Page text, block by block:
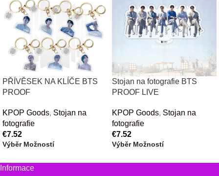
PŘÍVĚSEK NA KLÍČE BTS
PROOF
KPOP Goods, Stojan na
fotografie
€7.52
Výběr Možností
Stojan na fotografie BTS
PROOF LIVE
KPOP Goods, Stojan na
fotografie
€7.52
Výběr Možností
Informace